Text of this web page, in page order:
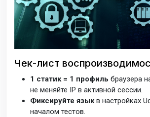
Чек-лист
1 статик = 1 профиль браузера
не меняйте IP в активной сессии.
Фиксируйте языкв настройках
началом тестов.